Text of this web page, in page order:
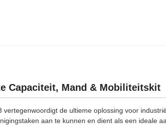
Capaciteit, Mand & Mobiliteitskit
vertegenwoordigt de ultieme oplossing voor
aan te kunnen en dient als een ideale